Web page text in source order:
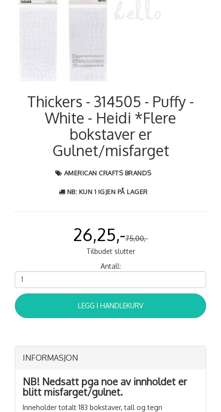
Thickers - 314505 - Puffy -
White - Heidi *Flere
bokstaver er
Gulnet/misfarget
AMERICAN CRAFTS BRANDS
NB: KUN 1 IGJEN PÅ LAGER
26,25,-75,00,-
Tilbudet slutter
Antall:
LEGG I HANDLEKURV
INFORMASJON
NB! Nedsatt pga noe av innholdet er
blitt misfarget/gulnet.
Inneholder totalt 183 bokstaver, tall og tegn